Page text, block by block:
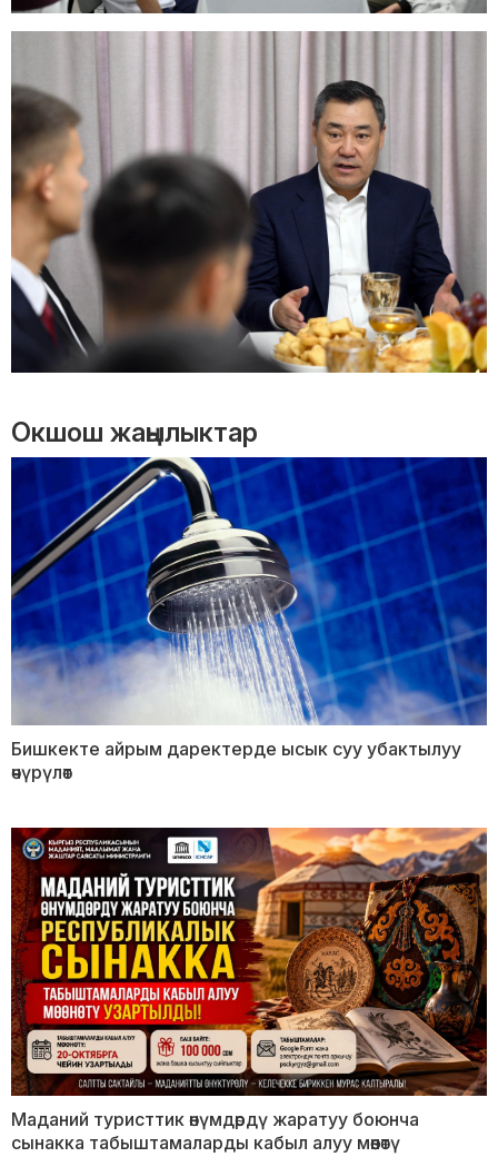
Окшош жаңылыктар
Бишкекте айрым даректерде ысык суу убактылуу
өчүрүлөт
Маданий туристтик өнүмдөрдү жаратуу боюнча
сынакка табыштамаларды кабыл алуу мөөнөтү